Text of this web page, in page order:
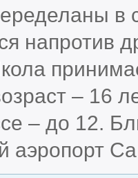
в
напротив
– 16
– до 12.
аэропорт